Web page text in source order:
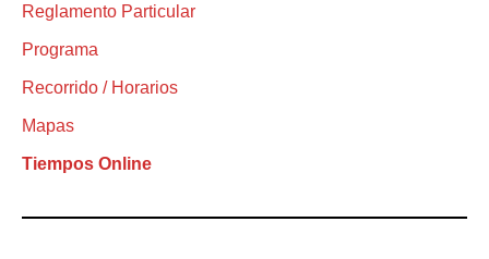
Reglamento Particular
Programa
Recorrido / Horarios
Mapas
Tiempos Online